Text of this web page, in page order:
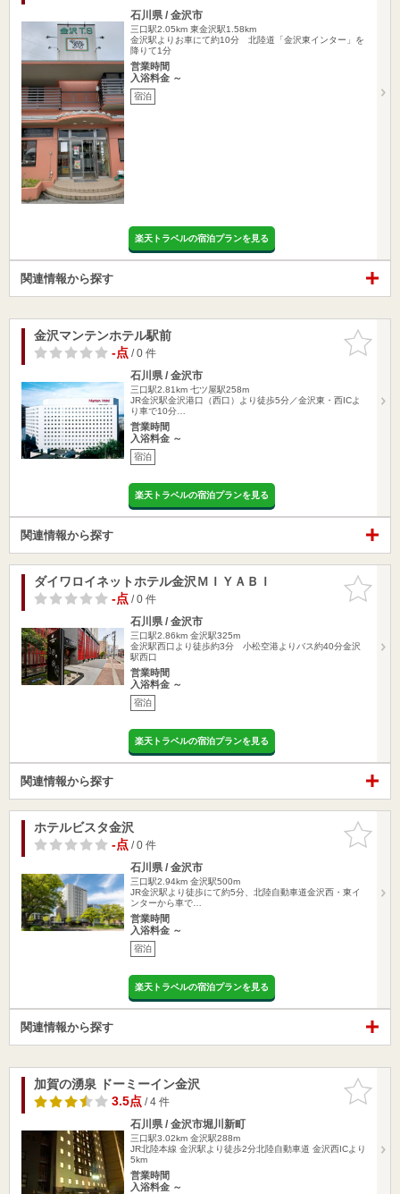
石川県 / 金沢市
三口駅2.05km 東金沢駅1.58km
金沢駅よりお車にて約10分 北陸道「金沢東インター」を
降りて1分
営業時間
入浴料金 ～
宿泊
楽天トラベルの宿泊プランを見る
関連情報から探す
お気に入
りに追加
金沢マンテンホテル駅前
-点/ 0 件
石川県 / 金沢市
三口駅2.81km 七ツ屋駅258m
JR金沢駅金沢港口（西口）より徒歩5分／金沢東・西ICよ
り車で10分…
営業時間
入浴料金 ～
宿泊
楽天トラベルの宿泊プランを見る
関連情報から探す
お気に入
りに追加
ダイワロイネットホテル金沢ＭＩＹＡＢＩ
-点/ 0 件
石川県 / 金沢市
三口駅2.86km 金沢駅325m
金沢駅西口より徒歩約3分 小松空港よりバス約40分金沢
駅西口
営業時間
入浴料金 ～
宿泊
楽天トラベルの宿泊プランを見る
関連情報から探す
お気に入
りに追加
ホテルビスタ金沢
-点/ 0 件
石川県 / 金沢市
三口駅2.94km 金沢駅500m
JR金沢駅より徒歩にて約5分、北陸自動車道金沢西・東イ
ンターから車で…
営業時間
入浴料金 ～
宿泊
楽天トラベルの宿泊プランを見る
関連情報から探す
お気に入
りに追加
加賀の湧泉 ドーミーイン金沢
3.5点/ 4 件
石川県 / 金沢市堀川新町
三口駅3.02km 金沢駅288m
JR北陸本線 金沢駅より徒歩2分北陸自動車道 金沢西ICより
5km
営業時間
入浴料金 ～